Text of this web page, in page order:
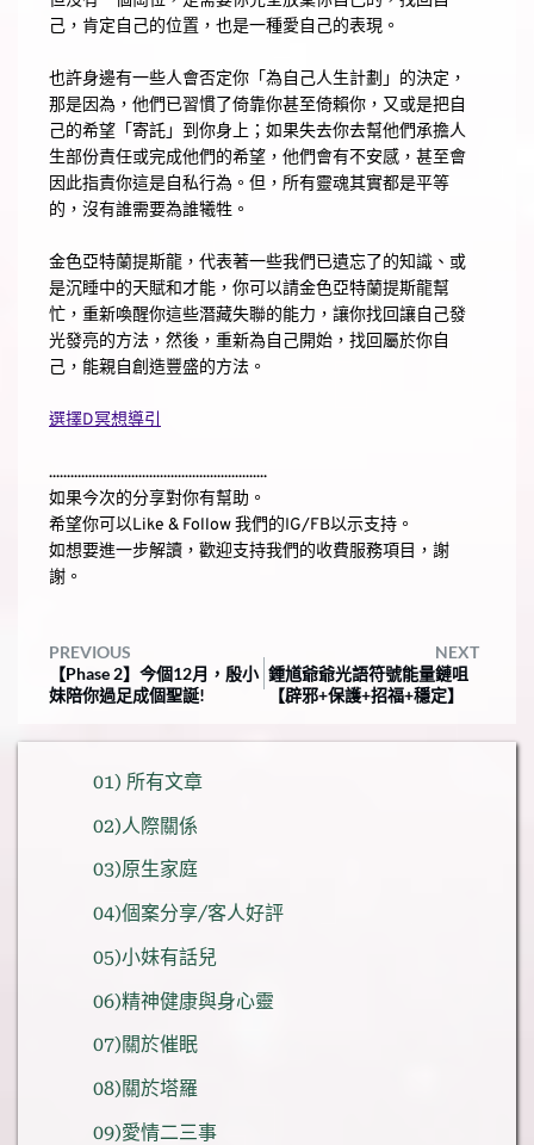
己，肯定自己的位置，也是一種愛自己的表現。
也許身邊有一些人會否定你「為自己人生計劃」的決定，
那是因為，他們已習慣了倚靠你甚至倚賴你，又或是把自
己的希望「寄託」到你身上；如果失去你去幫他們承擔人
生部份責任或完成他們的希望，他們會有不安感，甚至會
因此指責你這是自私行為。但，所有靈魂其實都是平等
的，沒有誰需要為誰犧牲。
金色亞特蘭提斯龍，代表著一些我們已遺忘了的知識、或
是沉睡中的天賦和才能，你可以請金色亞特蘭提斯龍幫
忙，重新喚醒你這些潛藏失聯的能力，讓你找回讓自己發
光發亮的方法，然後，重新為自己開始，找回屬於你自
己，能親自創造豐盛的方法。
選擇D冥想導引
.............................................................
如果今次的分享對你有幫助。
希望你可以Like & Follow 我們的IG/FB以示支持。
如想要進一步解讀，歡迎支持我們的收費服務項目，謝
謝。
PREVIOUS
NEXT
【Phase 2】今個12月，殷小
妹陪你過足成個聖誕!
鍾馗爺爺光語符號能量鏈咀
【辟邪+保護+招福+穩定】
01) 所有文章
02)人際關係
03)原生家庭
04)個案分享/客人好評
05)小妹有話兒
06)精神健康與身心靈
07)關於催眠
08)關於塔羅
09)愛情二三事